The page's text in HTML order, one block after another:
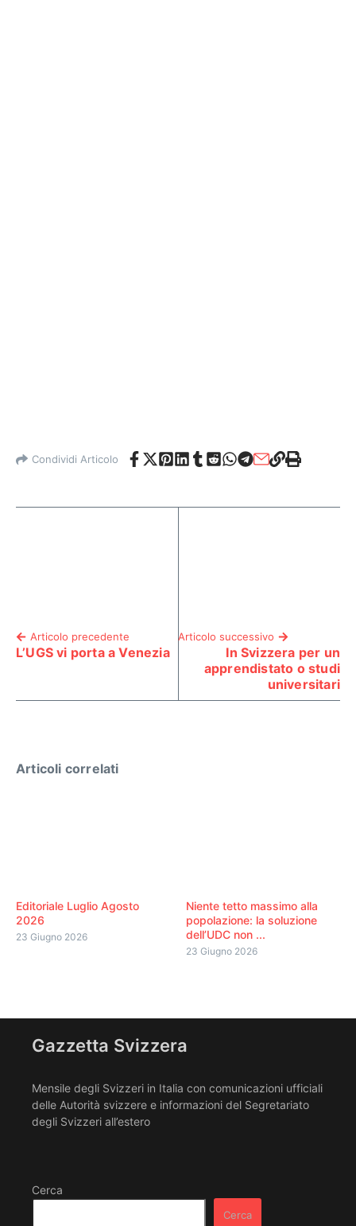
Condividi Articolo
Articolo precedente
L’UGS vi porta a Venezia
Articolo successivo
In Svizzera per un
apprendistato o studi
universitari
Articoli correlati
Editoriale Luglio Agosto
2026
23 Giugno 2026
Niente tetto massimo alla
popolazione: la soluzione
dell’UDC non ...
23 Giugno 2026
Gazzetta Svizzera
Mensile degli Svizzeri in Italia con comunicazioni ufficiali
delle Autorità svizzere e informazioni del Segretariato
degli Svizzeri all’estero
Cerca
Cerca